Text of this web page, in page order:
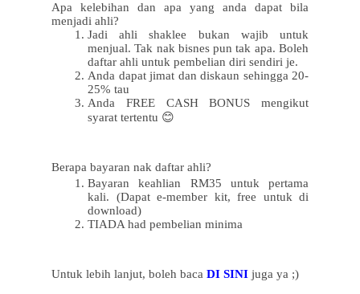
Apa kelebihan dan apa yang anda dapat bila
menjadi ahli?
Jadi ahli shaklee bukan wajib untuk
menjual. Tak nak bisnes pun tak apa. Boleh
daftar ahli untuk pembelian diri sendiri je.
Anda dapat jimat dan diskaun sehingga 20-
25% tau
Anda FREE CASH BONUS mengikut
syarat tertentu 😊
Berapa bayaran nak daftar ahli?
Bayaran keahlian RM35 untuk pertama
kali. (Dapat e-member kit, free untuk di
download)
TIADA had pembelian minima
Untuk lebih lanjut, boleh baca DI SINI juga ya ;)